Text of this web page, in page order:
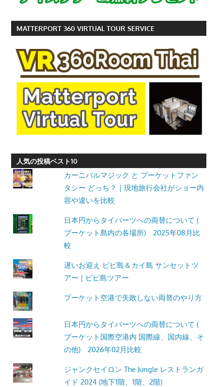
MATTERPORT 360 VIRTUAL TOUR SERVICE
人気の投稿ベスト10
カーニバルマジック と プーケットファン
タシー どっち？｜現地旅行会社がショー内
容や違いを比較
日本円からタイバーツへの両替について (
プーケット島内の各場所) 2025年08月比
較
遅いお迎え ピピ島＆カイ島 サンセットツ
アー | ピピ島ツアー
プーケット空港で失敗しない両替のやり方
日本円からタイバーツへの両替について (
プーケット国際空港内 国際線、国内線、そ
の他) 2026年02月比較
ジャンクセイロン The Jungle レストランガ
イド 2024 (地下1階、1階、2階)